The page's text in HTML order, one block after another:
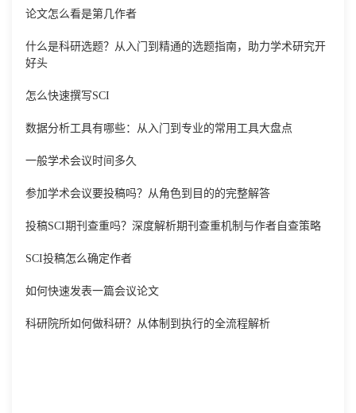
论文怎么看是第几作者
什么是科研选题？从入门到精通的选题指南，助力学术研究开
好头
怎么快速撰写SCI
数据分析工具有哪些：从入门到专业的常用工具大盘点
一般学术会议时间多久
参加学术会议要投稿吗？从角色到目的的完整解答
投稿SCI期刊查重吗？深度解析期刊查重机制与作者自查策略
SCI投稿怎么确定作者
如何快速发表一篇会议论文
科研院所如何做科研？从体制到执行的全流程解析